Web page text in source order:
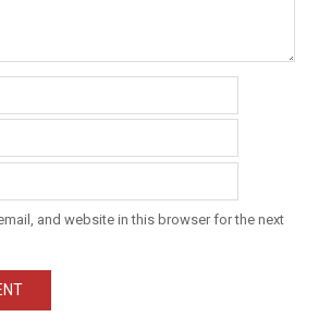
and website in this browser for the next